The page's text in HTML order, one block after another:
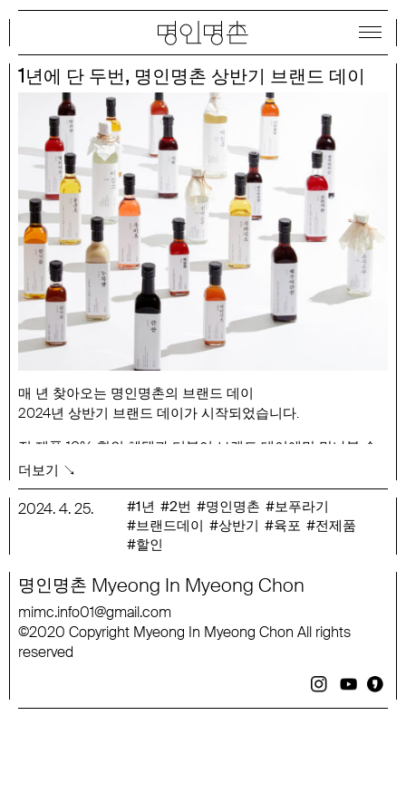
1년에 단 두번, 명인명촌 상반기 브랜드 데이
매 년 찾아오는 명인명촌의 브랜드 데이
2024년 상반기 브랜드 데이가 시작되었습니다.
전 제품 10% 할인 혜택과 더불어 브랜드 데이에만 만나볼 수
있는
특별 사은품 ‘한우 육포 보푸라기’도 준비되어 있습니다.
행사 기간 : 4월 25일 ~ 4월 28일
더보기 ↘
2024.4.25. 1년 2번 명인명촌
보푸라기
브랜드데이
상반기 육포
전제품
할인
명인명촌 Myeong In Myeong Chon
mimc.info01@gmail.com
©2020 Copyright Myeong In Myeong Chon All rights
reserved